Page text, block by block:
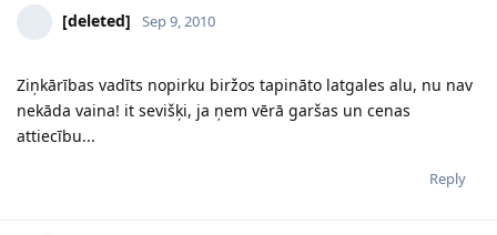
[deleted] Sep 9, 2010
Ziņkārības vadīts nopirku biržos tapināto latgales alu, nu nav
nekāda vaina! it sevišķi, ja ņem vērā garšas un cenas
attiecību...
Reply